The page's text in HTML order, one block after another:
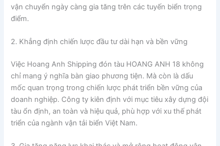
vận chuyển ngày càng gia tăng trên các tuyến biển trọng
điểm.
2. Khẳng định chiến lược đầu tư dài hạn và bền vững
Việc Hoang Anh Shipping đón tàu HOANG ANH 18 không
chỉ mang ý nghĩa bàn giao phương tiện. Mà còn là dấu
mốc quan trọng trong chiến lược phát triển bền vững của
doanh nghiệp. Công ty kiên định với mục tiêu xây dựng đội
tàu ổn định, an toàn và hiệu quả, phù hợp với xu thế phát
triển của ngành vận tải biển Việt Nam.